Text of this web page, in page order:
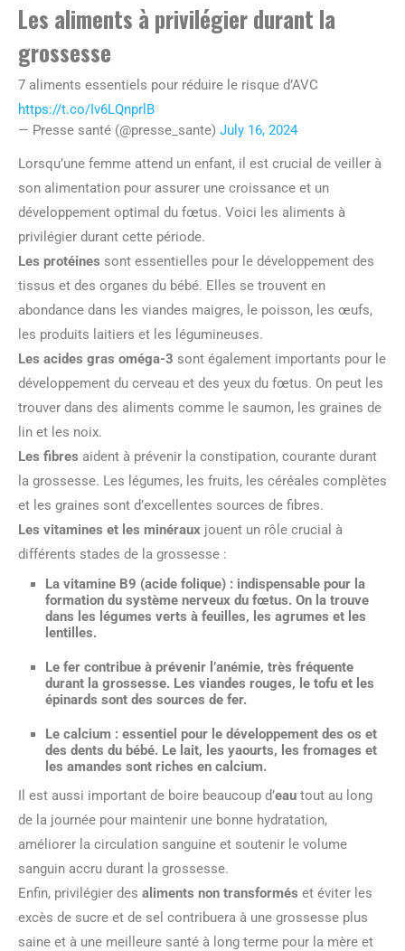
Les aliments à privilégier durant la
grossesse
7 aliments essentiels pour réduire le risque d’AVC
https://t.co/Iv6LQnprlB
— Presse santé (@presse_sante) July 16, 2024
Lorsqu’une femme attend un enfant, il est crucial de veiller à
son alimentation pour assurer une croissance et un
développement optimal du fœtus. Voici les aliments à
privilégier durant cette période.
Les protéines sont essentielles pour le développement des
tissus et des organes du bébé. Elles se trouvent en
abondance dans les viandes maigres, le poisson, les œufs,
les produits laitiers et les légumineuses.
Les acides gras oméga-3 sont également importants pour le
développement du cerveau et des yeux du fœtus. On peut les
trouver dans des aliments comme le saumon, les graines de
lin et les noix.
Les fibres aident à prévenir la constipation, courante durant
la grossesse. Les légumes, les fruits, les céréales complètes
et les graines sont d’excellentes sources de fibres.
Les vitamines et les minéraux jouent un rôle crucial à
différents stades de la grossesse :
La vitamine B9 (acide folique) : indispensable pour la
formation du système nerveux du fœtus. On la trouve
dans les légumes verts à feuilles, les agrumes et les
lentilles.
Le fer contribue à prévenir l’anémie, très fréquente
durant la grossesse. Les viandes rouges, le tofu et les
épinards sont des sources de fer.
Le calcium : essentiel pour le développement des os et
des dents du bébé. Le lait, les yaourts, les fromages et
les amandes sont riches en calcium.
Il est aussi important de boire beaucoup d’eau tout au long
de la journée pour maintenir une bonne hydratation,
améliorer la circulation sanguine et soutenir le volume
sanguin accru durant la grossesse.
Enfin, privilégier des aliments non transformés et éviter les
excès de sucre et de sel contribuera à une grossesse plus
saine et à une meilleure santé à long terme pour la mère et